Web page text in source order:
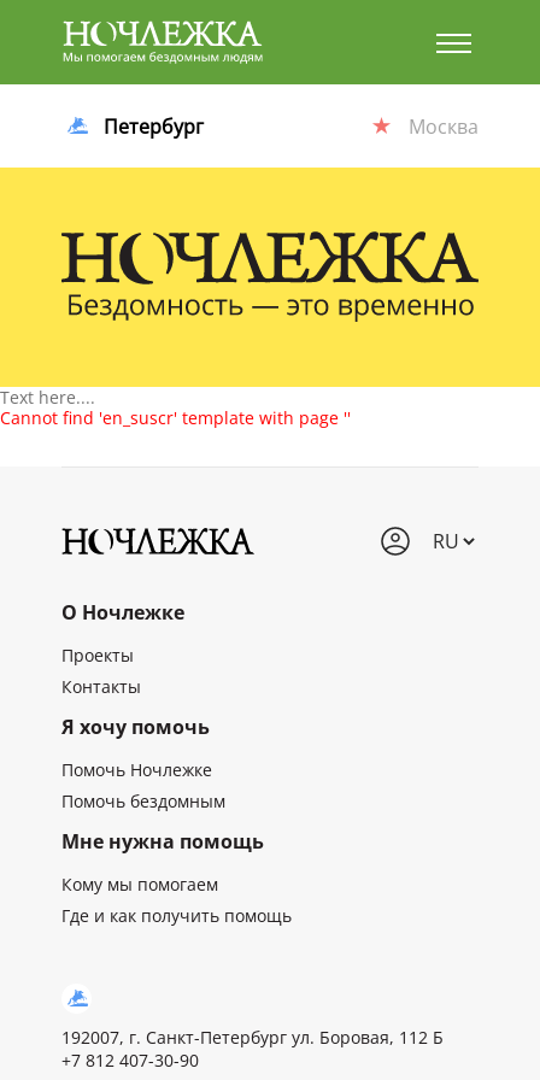
Баннер
Петербург Москва
Text here....
Cannot find 'en_suscr' template with page ''
О Ночлежке
Проекты
Контакты
Я хочу помочь
Помочь Ночлежке
Помочь бездомным
Мне нужна помощь
Кому мы помогаем
Где и как получить помощь
192007, г. Санкт-Петербург ул. Боровая, 112 Б
+7 812 407-30-90